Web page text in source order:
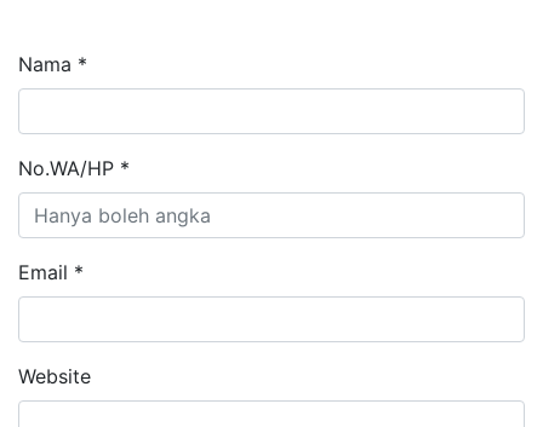
Nama *
No.WA/HP *
Email *
Website